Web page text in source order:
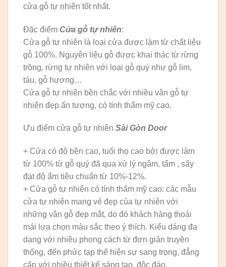
cửa gỗ tự nhiên tốt nhất.
Đặc điểm Cửa gỗ tự nhiên:
Cửa gỗ tự nhiên là loại cửa được làm từ chất liệu
gỗ 100%. Nguyên liệu gỗ được khai thác từ rừng
trồng, rừng tự nhiên với loại gỗ quý như gỗ lim,
táu, gỗ hương…
Cửa gỗ tự nhiên bền chắc với nhiều vân gỗ tự
nhiên đẹp ấn tượng, có tính thẩm mỹ cao.
Ưu điểm cửa gỗ tự nhiên Sài Gòn Door
+ Cửa có độ bền cao, tuổi thọ cao bởi được làm
từ 100% từ gỗ quý đã qua xử lý ngâm, tẩm , sấy
đạt độ ẩm tiêu chuẩn từ 10%-12%.
+ Cửa gỗ tự nhiên có tính thẩm mỹ cao: các mẫu
cửa tự nhiên mang vẻ đẹp của tự nhiên với
những vân gỗ đẹp mắt, do đó khách hàng thoải
mái lựa chọn màu sắc theo ý thích. Kiểu dáng đa
dạng với nhiều phong cách từ đơn giản truyền
thống, đến phức tạp thể hiện sự sang trọng, đẳng
cấp với nhiều thiết kế sáng tạo, độc đáo.